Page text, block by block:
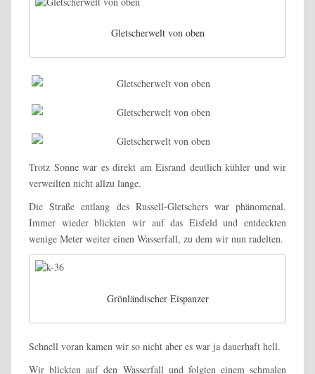
Gletscherwelt von oben
Trotz Sonne war es direkt am Eisrand deutlich kühler und wir
verweilten nicht allzu lange.
Die Straße entlang des Russell-Gletschers war phänomenal.
Immer wieder blickten wir auf das Eisfeld und entdeckten
wenige Meter weiter einen Wasserfall, zu dem wir nun radelten.
Grönländischer Eispanzer
Schnell voran kamen wir so nicht aber es war ja dauerhaft hell.
Wir blickten auf den Wasserfall und folgten einem schmalen